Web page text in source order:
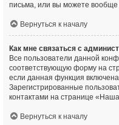
письма, или вы можете вообще
Вернуться к началу
Как мне связаться с
Все пользователи данной
соответствующую форму на
если данная функция
Зарегистрированные
контактами на странице
Вернуться к началу